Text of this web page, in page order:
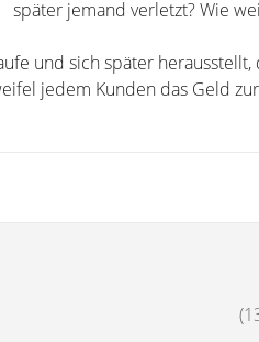
später jemand verletzt? Wie
und sich später herausstellt,
jedem Kunden das Geld